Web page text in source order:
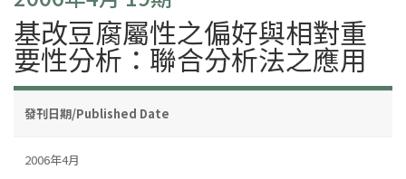
基改豆腐屬性之偏好與相對重
要性分析：聯合分析法之應用
發刊日期/Published Date
2006年4月